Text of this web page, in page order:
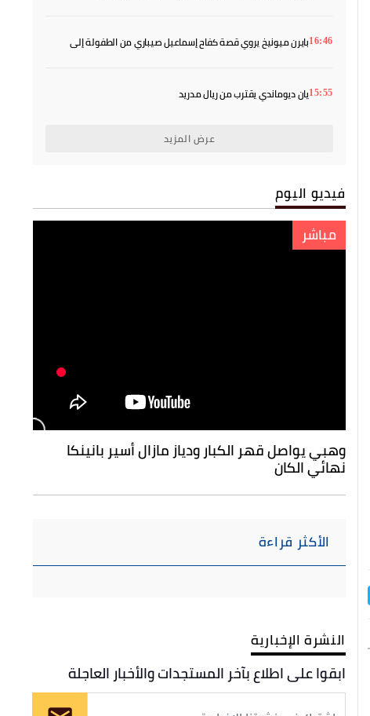
16:46بايرن ميونيخ يروي قصة كفاح إسماعيل صيباري من الطفولة إلى
15:55يان ديوماندي يقترب من ريال مدريد
عرض المزيد
فيديو اليوم
مباشر
وهبي يواصل قهر الكبار ودياز مازال أسير بانينكا
نهائي الكان
الأكثر قراءة
النشرة الإخبارية
ابقوا على اطلاع بآخر المستجدات والأخبار العاجلة